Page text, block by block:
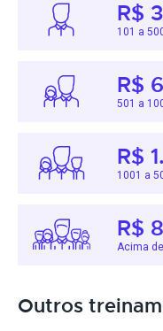
R$
101 a
R$
501 a
R$
1001 a
R$
Acima
Outros